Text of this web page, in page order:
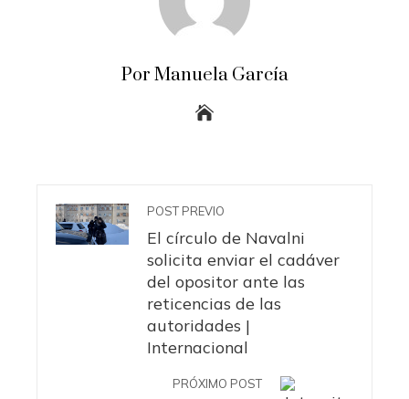
Por Manuela García
POST PREVIO
El círculo de Navalni
solicita enviar el cadáver
del opositor ante las
reticencias de las
autoridades |
Internacional
PRÓXIMO POST